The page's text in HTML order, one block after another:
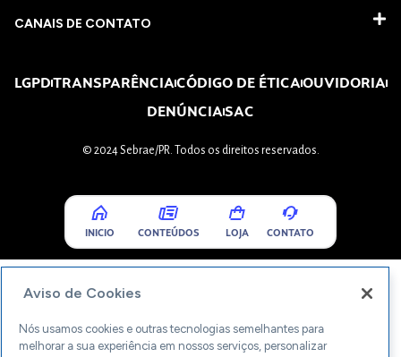
CANAIS DE CONTATO
LGPDTRANSPARÊNCIACÓDIGO DE ÉTICAOUVIDORIA
DENÚNCIASAC
© 2024 Sebrae/PR. Todos os direitos reservados.
INICIO CONTEÚDOS LOJA CONTATO
Aviso de Cookies
Nós usamos cookies e outras tecnologias semelhantes para
melhorar a sua experiência em nossos serviços, personalizar